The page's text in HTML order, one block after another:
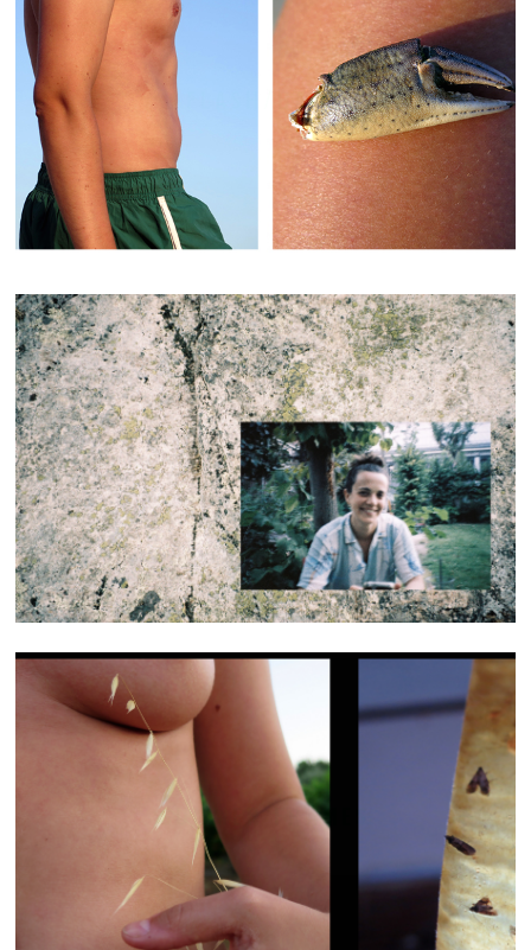
FLASH/BACK
.。.:・°☆.。.:・° *:・゜・
SUMMER FRAMES